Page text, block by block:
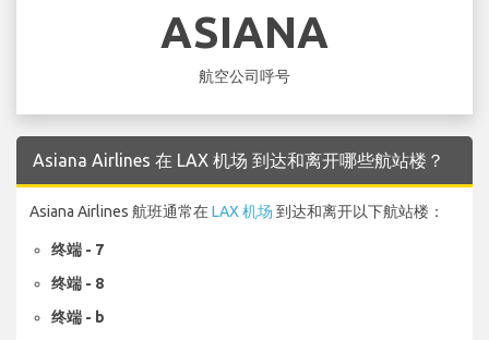
ASIANA
航空公司呼号
Asiana Airlines 在 LAX 机场 到达和离开哪些航站楼？
Asiana Airlines 航班通常在LAX 机场 到达和离开以下航站楼：
终端 - 7
终端 - 8
终端 - b